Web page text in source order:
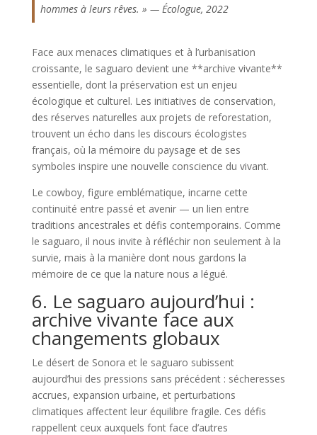
hommes à leurs rêves. » — Écologue, 2022
Face aux menaces climatiques et à l’urbanisation
croissante, le saguaro devient une **archive vivante**
essentielle, dont la préservation est un enjeu
écologique et culturel. Les initiatives de conservation,
des réserves naturelles aux projets de reforestation,
trouvent un écho dans les discours écologistes
français, où la mémoire du paysage et de ses
symboles inspire une nouvelle conscience du vivant.
Le cowboy, figure emblématique, incarne cette
continuité entre passé et avenir — un lien entre
traditions ancestrales et défis contemporains. Comme
le saguaro, il nous invite à réfléchir non seulement à la
survie, mais à la manière dont nous gardons la
mémoire de ce que la nature nous a légué.
6. Le saguaro aujourd’hui :
archive vivante face aux
changements globaux
Le désert de Sonora et le saguaro subissent
aujourd’hui des pressions sans précédent : sécheresses
accrues, expansion urbaine, et perturbations
climatiques affectent leur équilibre fragile. Ces défis
rappellent ceux auxquels font face d’autres